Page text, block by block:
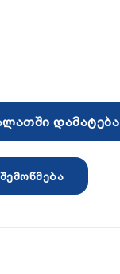
დამატება